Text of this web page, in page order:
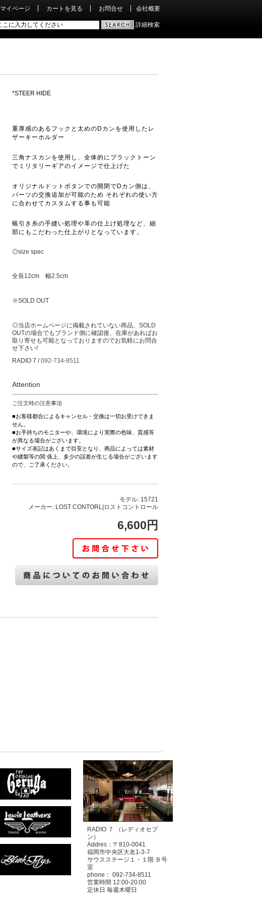
マイページ カートを見る お問合せ 会社概要
詳細検索
*STEER HIDE
重厚感のあるフックと太めのDカンを使用したレ
ザーキーホルダー
三角ナスカンを使用し、全体的にブラックトーン
でミリタリーギアのイメージで仕上げた
オリジナルドットボタンでの開閉でDカン側は、
パーツの交換追加が可能のため それぞれの使い方
に合わせてカスタムする事も可能
蝋引き糸の手縫い処理や革の仕上げ処理など、細
部にもこだわった仕上がりとなっています。
◎size spec
全長12cm 幅2.5cm
※SOLD OUT
◎当店ホームページに掲載されていない商品、SOLD
OUTの場合でもブランド側に確認後、在庫があればお
取り寄せも可能となっておりますのでお気軽にお問合
せ下さい!
RADIO 7 /092-734-8511
Attention
ご注文時の注意事項
■お客様都合によるキャンセル・交換は一切お受けできま
せん。
■お手持ちのモニターや、環境により実際の色味、質感等
が異なる場合がございます。
■サイズ表記はあくまで目安となり、商品によっては素材
や縫製等の関 係上、多少の誤差が生じる場合がございます
ので、ご了承ください。
モデル: 15721
メーカー: LOST CONTORL|ロストコントロール
6,600円
RADIO ７ （レディオセブ
ン）
Addres：〒810-0041
福岡市中央区大名1-3-7
サウスステージ１・１階 Ｂ号
室
phone： 092-734-8511
営業時間 12:00-20:00
定休日 毎週木曜日